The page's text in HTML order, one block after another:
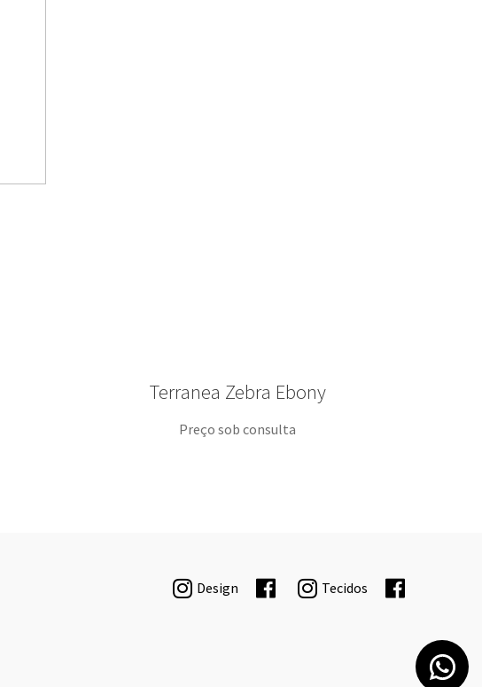
Terranea Zebra Ebony
Preço sob consulta
Design Tecidos